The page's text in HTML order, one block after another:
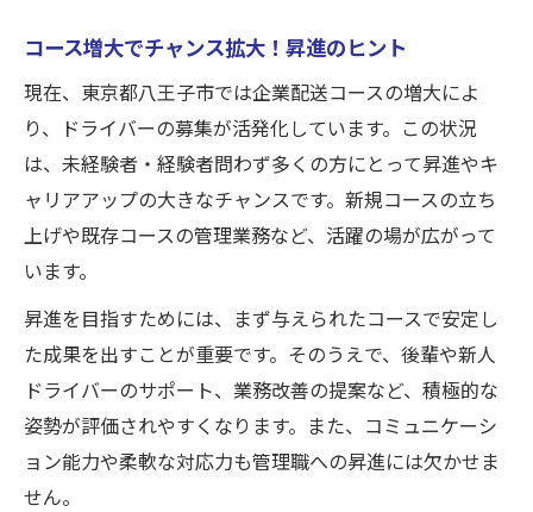
コース増大でチャンス拡大！昇進のヒント
現在、東京都八王子市では企業配送コースの増大によ
り、ドライバーの募集が活発化しています。この状況
は、未経験者・経験者問わず多くの方にとって昇進やキ
ャリアアップの大きなチャンスです。新規コースの立ち
上げや既存コースの管理業務など、活躍の場が広がって
います。
昇進を目指すためには、まず与えられたコースで安定し
た成果を出すことが重要です。そのうえで、後輩や新人
ドライバーのサポート、業務改善の提案など、積極的な
姿勢が評価されやすくなります。また、コミュニケーシ
ョン能力や柔軟な対応力も管理職への昇進には欠かせま
せん。